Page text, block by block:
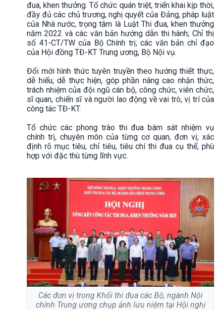
đua, khen thưởng. Tổ chức quán triệt, triển khai kịp thời,
đầy đủ các chủ trương, nghị quyết của Đảng, pháp luật
của Nhà nước, trọng tâm là Luật Thi đua, khen thưởng
năm 2022 và các văn bản hướng dẫn thi hành; Chỉ thị
số 41-CT/TW của Bộ Chính trị; các văn bản chỉ đạo
của Hội đồng TĐ-KT Trung ương, Bộ Nội vụ.
Đổi mới hình thức tuyên truyền theo hướng thiết thực,
dễ hiểu, dễ thực hiện, góp phần nâng cao nhận thức,
trách nhiệm của đội ngũ cán bộ, công chức, viên chức,
sĩ quan, chiến sĩ và người lao động về vai trò, vị trí của
công tác TĐ-KT.
Tổ chức các phong trào thi đua bám sát nhiệm vụ
chính trị, chuyên môn của từng cơ quan, đơn vị; xác
định rõ mục tiêu, chỉ tiêu, tiêu chí thi đua cụ thể, phù
hợp với đặc thù từng lĩnh vực.
Các đơn vị trong Khối thi đua các Bộ, ngành Nội
chính Trung ương chụp ảnh lưu niệm tại Hội nghị